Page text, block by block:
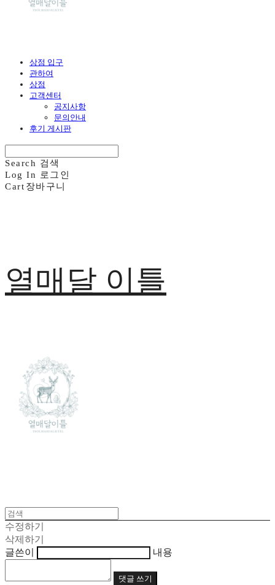
상점 입구
관하여
상점
고객센터
공지사항
문의안내
후기 게시판
Search 검색
Log In
로그인
Cart 장바구니
열매달 이틀
수정하기
삭제하기
글쓴이
내용
댓글 쓰기